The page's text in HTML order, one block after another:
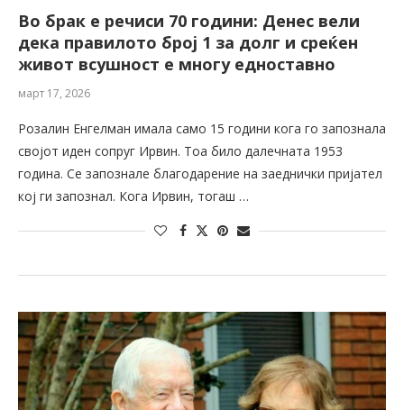
Во брак е речиси 70 години: Денес вели
дека правилото број 1 за долг и среќен
живот всушност е многу едноставно
март 17, 2026
Розалин Енгелман имала само 15 години кога го запознала
својот иден сопруг Ирвин. Тоа било далечната 1953
година. Се запознале благодарение на заеднички пријател
кој ги запознал. Кога Ирвин, тогаш …